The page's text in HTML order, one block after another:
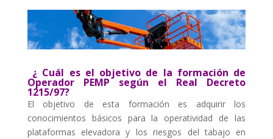
¿ Cuál es el objetivo de la formación de
Operador PEMP según el Real Decreto
1215/97?
El objetivo de esta formación es adquirir los
conocimientos básicos para la operatividad de las
plataformas elevadora y los riesgos del tabajo en